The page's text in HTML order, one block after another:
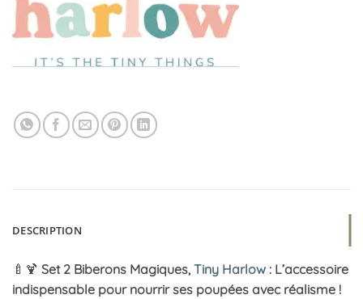
DESCRIPTION
🍼🍹 Set 2 Biberons Magiques,Tiny Harlow : L’accessoire
indispensable pour nourrir ses poupées avec réalisme !